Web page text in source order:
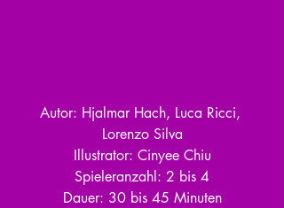
Autor: Hjalmar Hach, Luca Ricci,
Lorenzo Silva
Illustrator: Cinyee Chiu
Spieleranzahl: 2 bis 4
Dauer: 30 bis 45 Minuten